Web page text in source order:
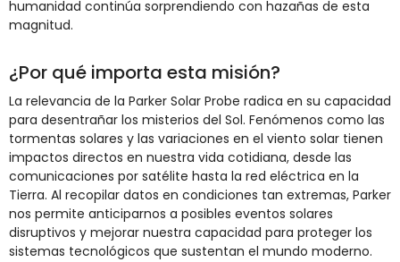
humanidad continúa sorprendiendo con hazañas de esta
magnitud.
¿Por qué importa esta misión?
La relevancia de la Parker Solar Probe radica en su capacidad
para desentrañar los misterios del Sol. Fenómenos como las
tormentas solares y las variaciones en el viento solar tienen
impactos directos en nuestra vida cotidiana, desde las
comunicaciones por satélite hasta la red eléctrica en la
Tierra. Al recopilar datos en condiciones tan extremas, Parker
nos permite anticiparnos a posibles eventos solares
disruptivos y mejorar nuestra capacidad para proteger los
sistemas tecnológicos que sustentan el mundo moderno.